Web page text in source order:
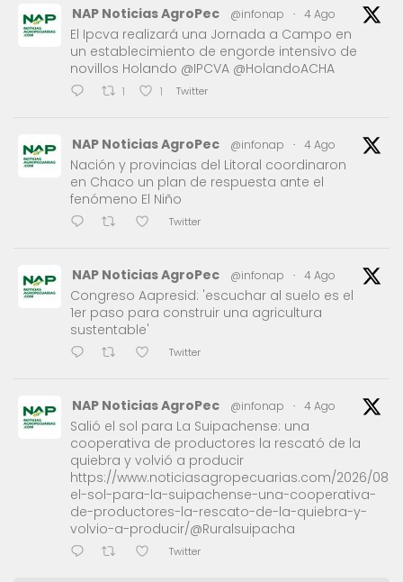
NAP Noticias AgroPec @infonap · 4 Ago
El Ipcva realizará una Jornada a Campo en
un establecimiento de engorde intensivo de
novillos Holando @IPCVA @HolandoACHA
1 1 Twitter
NAP Noticias AgroPec @infonap · 4 Ago
Nación y provincias del Litoral coordinaron
en Chaco un plan de respuesta ante el
fenómeno El Niño
Twitter
NAP Noticias AgroPec @infonap · 4 Ago
Congreso Aapresid: 'escuchar al suelo es el
1er paso para construir una agricultura
sustentable'
Twitter
NAP Noticias AgroPec @infonap · 4 Ago
Salió el sol para La Suipachense: una
cooperativa de productores la rescató de la
quiebra y volvió a producir
https://www.noticiasagropecuarias.com/2026/08/
el-sol-para-la-suipachense-una-cooperativa-
de-productores-la-rescato-de-la-quiebra-y-
volvio-a-producir/@Ruralsuipacha
Twitter